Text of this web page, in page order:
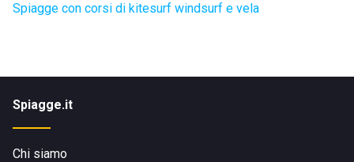
Spiagge con corsi di kitesurf windsurf e vela
Spiagge.it
Chi siamo